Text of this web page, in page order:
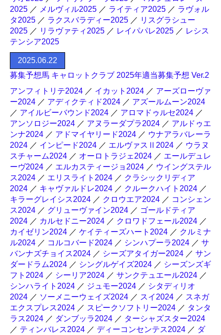
2025 ／ メルヴィル2025 ／ ライティア2025 ／ ラヴォル
タ2025 ／ ラクスバラディー2025 ／ リスグラシュー
2025 ／ リラヴァティ2025 ／ レイパパレ2025 ／ レシス
テンシア2025
2025.06.22
募集予想馬 キャロットクラブ 2025年適当募集予想 Ver.2
アンフィトリテ2024 ／ イカット2024 ／ アーズローヴァ
ー2024 ／ アディクティド2024 ／ アズールムーン2024
／ アイルビーバウンド2024 ／ アロマドゥルセ2024 ／
アンソロジー2024 ／ アヌラーダプラ2024 ／ アルドゥエ
ンナ2024 ／ アドマイヤリード2024 ／ ウナアラバレーラ
2024 ／ インピード2024 ／ エルヴァスⅡ2024 ／ ウラヌ
スチャーム2024 ／ オーロトラジェ2024 ／ エールデュレ
ーヴ2024 ／ エルカスティージョ2024 ／ ウイングステル
ス2024 ／ エリスライト2024 ／ クラシックリディア
2024 ／ キャヴァルドレ2024 ／ クルークハイト2024 ／
キラーグレイシス2024 ／ クロウエア2024 ／ コンシェン
ス2024 ／ グリューヴァイン2024 ／ ゴールドティア
2024 ／ カルセドニー2024 ／ クロワドフェール2024 ／
カイゼリン2024 ／ ケイティーズハート2024 ／ クルミナ
ル2024 ／ コルコバード2024 ／ シンハプーラ2024 ／ サ
バンナズチョイス2024 ／ シーズアタイガー2024 ／ サン
ダードラム2024 ／ シングルゲイズ2024 ／ シーズンズギ
フト2024 ／ シーリア2024 ／ サンクテュエール2024 ／
シンハライト2024 ／ ジュモー2024 ／ シタディリオ
2024 ／ ソーメニーウェイズ2024 ／ スイ2024 ／ スネガ
エクスプレス2024 ／ スピークソフトリー2024 ／ タンタ
ラス2024 ／ ダンブッラ2024 ／ ターシャズスター2024
／ ティンバレス2024 ／ ディーコンセンテス2024 ／ ダ